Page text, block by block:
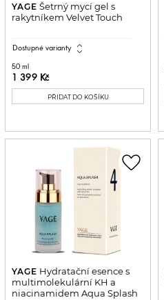
YAGE Šetrný mycí gel s
rakytníkem Velvet Touch
Dostupné varianty expand_all
50 ml
1 399 Kč
PŘIDAT DO KOŠÍKU
YAGE Hydratační esence s
multimolekulární KH a
niacinamidem Aqua Splash
favorite_border